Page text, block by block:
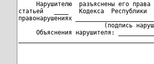
Нарушителю  разъяснены его
статьей   ____   Кодекса  Республики
правонарушениях
(подпись
Объяснения нарушителя: